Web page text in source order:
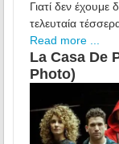
Γιατί δεν έχουμε
τελευταία
Read more ...
La Casa De
Photo)